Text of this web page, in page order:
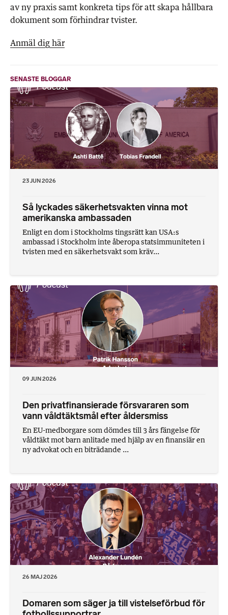
av ny praxis samt konkreta tips för att skapa hållbara
dokument som förhindrar tvister.
Anmäl dig här
SENASTE BLOGGAR
23 JUN 2026
Så lyckades säkerhetsvakten vinna mot
amerikanska ambassaden
Enligt en dom i Stockholms tingsrätt kan USA:s
ambassad i Stockholm inte åberopa statsimmuniteten i
tvisten med en säkerhetsvakt som kräv...
09 JUN 2026
Den privatfinansierade försvararen som
vann våldtäktsmål efter åldersmiss
En EU-medborgare som dömdes till 3 års fängelse för
våldtäkt mot barn anlitade med hjälp av en finansiär en
ny advokat och en biträdande ...
26 MAJ 2026
Domaren som säger ja till vistelseförbud för